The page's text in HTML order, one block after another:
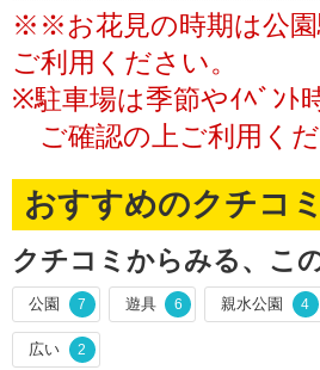
※※お花見の時期は公園
ご利用ください。
※駐車場は季節やｲﾍﾞﾝﾄ
ご確認の上ご利用くだ
おすすめのクチコ
クチコミからみる、こ
公園 7 遊具 6 親水公園 4
広い 2